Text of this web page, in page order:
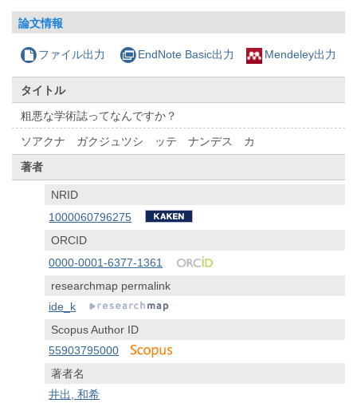
論文情報
ファイル出力 EndNote Basic出力 Mendeley出力
タイトル
粗悪な学術誌ってなんですか？
ソアクナ ガクジュツシ ッテ ナンデス カ
著者
NRID
1000060796275
ORCID
0000-0001-6377-1361
researchmap permalink
ide_k
Scopus Author ID
55903795000
著者名
井出, 和希